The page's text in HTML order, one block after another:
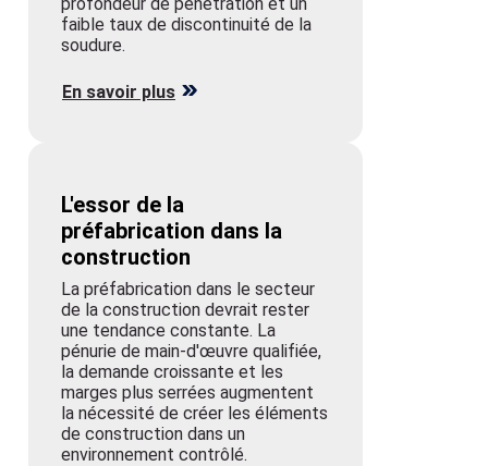
faible taux de discontinuité de la
soudure.
En savoir plus
L'essor de la
préfabrication dans la
construction
La préfabrication dans le secteur
de la construction devrait rester
une tendance constante. La
pénurie de main-d'œuvre qualifiée,
la demande croissante et les
marges plus serrées augmentent
la nécessité de créer les éléments
de construction dans un
environnement contrôlé.